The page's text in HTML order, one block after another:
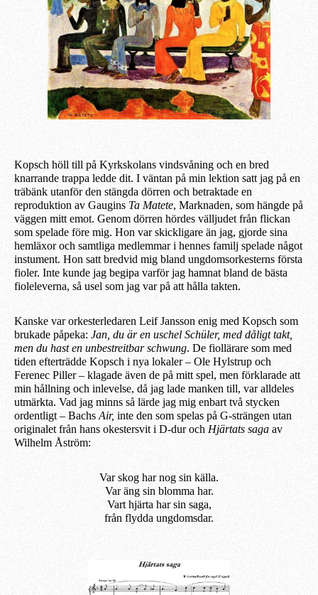
Kopsch höll till på Kyrkskolans vindsvåning och en bred
knarrande trappa ledde dit. I väntan på min lektion satt jag på en
träbänk utanför den stängda dörren och betraktade en
reproduktion av Gaugins Ta Matete, Marknaden, som hängde på
väggen mitt emot. Genom dörren hördes välljudet från flickan
som spelade före mig. Hon var skickligare än jag, gjorde sina
hemläxor och samtliga medlemmar i hennes familj spelade något
instument. Hon satt bredvid mig bland ungdomsorkesterns första
fioler. Inte kunde jag begipa varför jag hamnat bland de bästa
fioleleverna, så usel som jag var på att hålla takten.
Kanske var orkesterledaren Leif Jansson enig med Kopsch som
brukade påpeka: Jan, du är en uschel Schüler, med dåligt takt,
men du hast en unbestreitbar schwung. De fiollärare som med
tiden efterträdde Kopsch i nya lokaler – Ole Hylstrup och
Ferenec Piller – klagade även de på mitt spel, men förklarade att
min hållning och inlevelse, då jag lade manken till, var alldeles
utmärkta. Vad jag minns så lärde jag mig enbart två stycken
ordentligt – Bachs Air, inte den som spelas på G-strängen utan
originalet från hans okestersvit i D-dur och Hjärtats saga av
Wilhelm Åström:
Var skog har nog sin källa.
Var äng sin blomma har.
Vart hjärta har sin saga,
från flydda ungdomsdar.